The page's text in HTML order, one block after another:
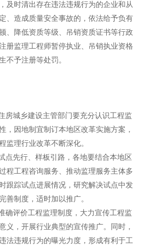
及时清出存在违法违规行为的企业和从
、造成质量安全事故的，依法给予负有
、降低资质等级、吊销资质证书等行政
册监理工程师暂停执业、吊销执业资格
不予注册等处罚。
房城乡建设主管部门要充分认识工程监
，因地制宜制订本地区改革实施方案，
监理行业改革不断深化。
点先行、样板引路，各地要结合本地区
程工程咨询服务、推动监理服务主体多
跟踪试点进展情况，研究解决试点中发
善制度，适时加以推广。
确评价工程监理制度，大力宣传工程监
义，开展行业典型的宣传推广。同时，
法违规行为的曝光力度，形成有利于工